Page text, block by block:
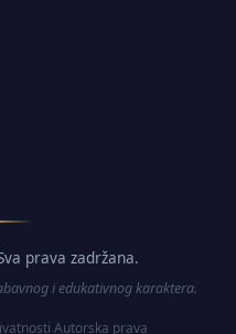
prava zadržana.
i edukativnog karaktera.
·Autorska prava